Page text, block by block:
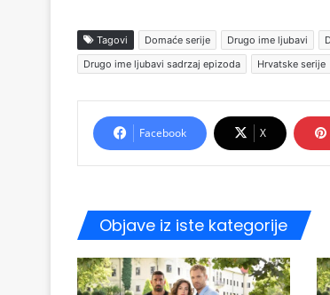
Tagovi Domaće serije Drugo ime ljubavi
Drugo ime ljubavi sadrzaj epizoda
Hrvatske serije
Facebook X
Objave iz iste kategorije